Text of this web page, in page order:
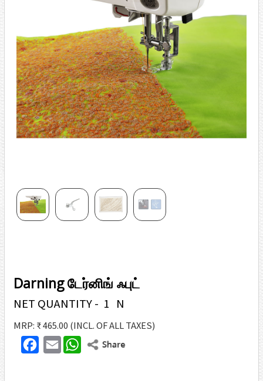
Darning டேர்னிங் ஃபுட்
NET QUANTITY - 1 N
MRP: ₹ 465.00 (INCL. OF ALL TAXES)
F
T E W